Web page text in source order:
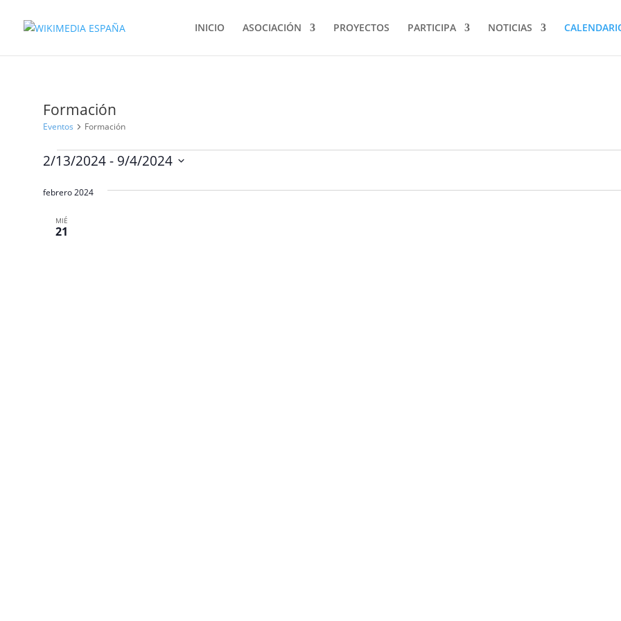
INICIO ASOCIACIÓN PROYECTOS PARTICIPA NOTICIAS
Formación
Eventos Formación
Eventos
2/13/2024 - 9/4/2024
la
febrero 2024
MIÉ
21